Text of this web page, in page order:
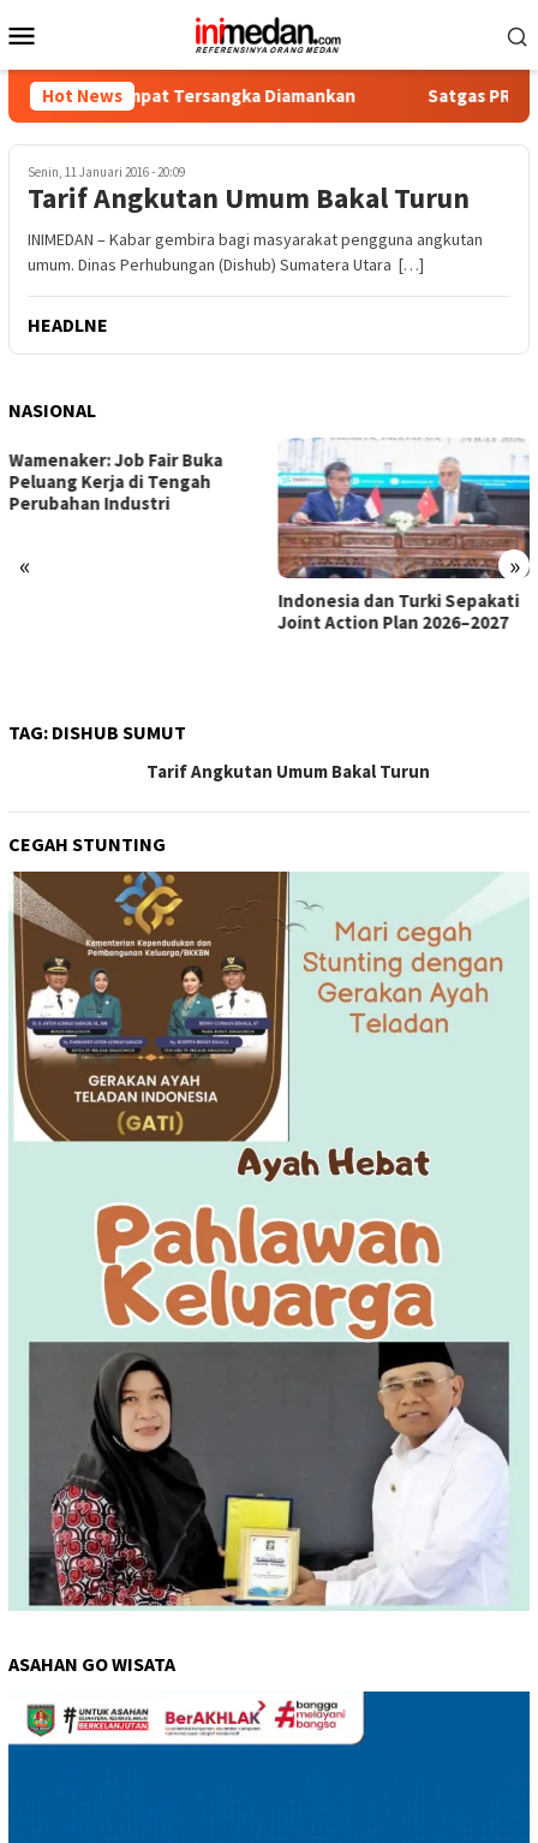
ke
Mobile
Hot News
Empat Tersangka Diamankan Satgas PRR Pacu
Senin, 11 Januari 2016 - 20:09
Tarif Angkutan Umum Bakal Turun
INIMEDAN – Kabar gembira bagi masyarakat pengguna angkutan
umum. Dinas Perhubungan (Dishub) Sumatera Utara […]
HEADLNE
NASIONAL
« »
Satgas PRR Pacu Realisasi
Tambahan TKD Aceh Rp1,65
TAG: DISHUB SUMUT
Tarif Angkutan Umum Bakal Turun
CEGAH STUNTING
ASAHAN GO WISATA
Pemutar
Video